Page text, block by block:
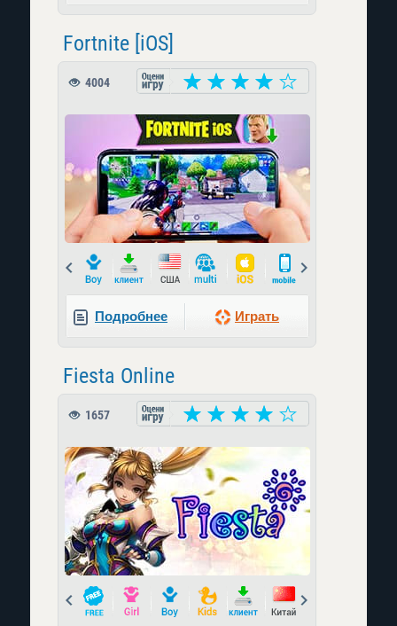
Fortnite [iOS]
4004
Prev
Подробнее Играть
Fiesta Online
1657
Prev